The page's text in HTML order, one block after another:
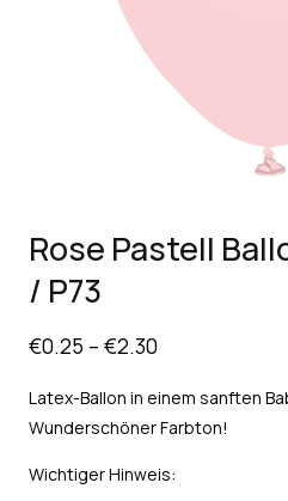
Rose Pastell
/ P73
€0.25 – €2.30
Latex-Ballon in einem sanften
Wunderschöner Farbton!
Wichtiger Hinweis: